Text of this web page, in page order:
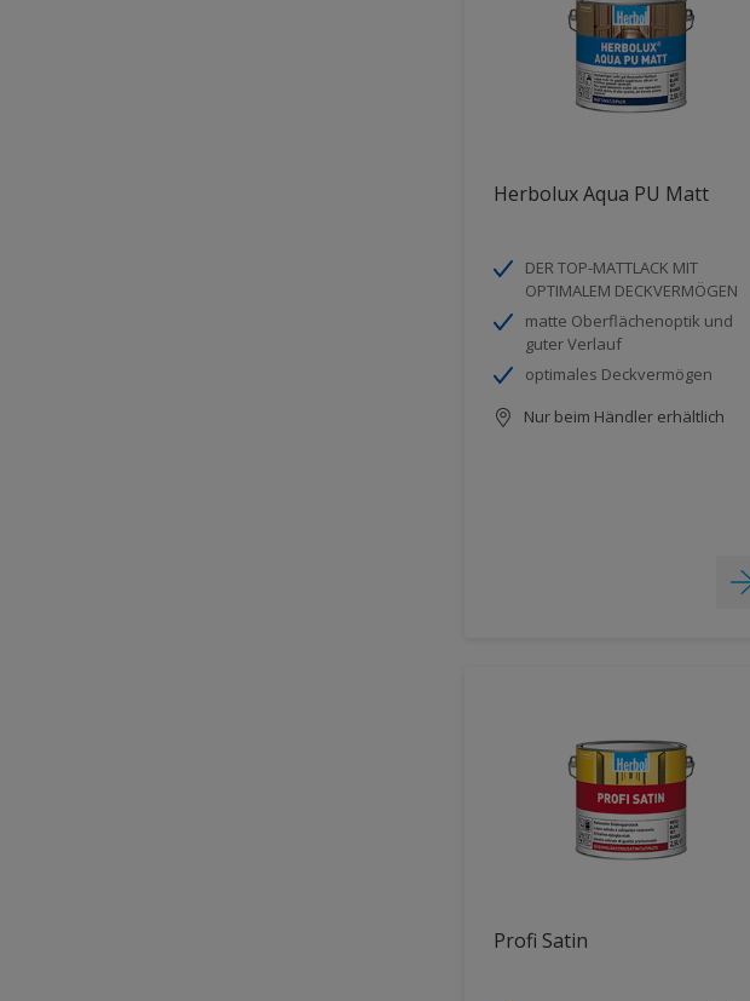
Herbolux Aqua PU Matt
DER TOP-MATTLACK MIT
OPTIMALEM DECKVERMÖGEN
matte Oberflächenoptik und
guter Verlauf
optimales Deckvermögen
Nur beim Händler erhältlich
Profi Satin